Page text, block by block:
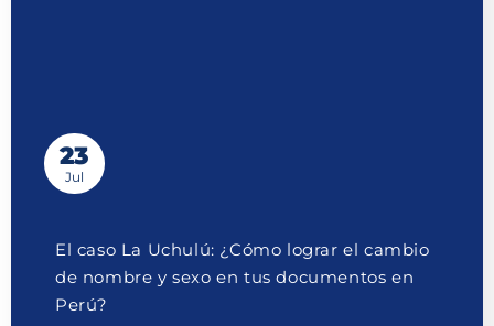
23
Jul
El caso La Uchulú: ¿Cómo lograr el cambio
de nombre y sexo en tus documentos en
Perú?